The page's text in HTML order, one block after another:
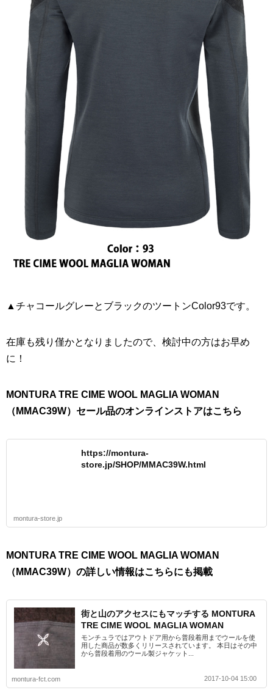
▲チャコールグレーとブラックのツートンColor93です。
在庫も残り僅かとなりましたので、検討中の方はお早め
に！
MONTURA TRE CIME WOOL MAGLIA WOMAN
（MMAC39W）セール品のオンラインストアはこちら
https://montura-
store.jp/SHOP/MMAC39W.html
montura-store.jp
MONTURA TRE CIME WOOL MAGLIA WOMAN
（MMAC39W）の詳しい情報はこちらにも掲載
街と山のアクセスにもマッチする MONTURA
TRE CIME WOOL MAGLIA WOMAN
モンチュラではアウトドア用から普段着用までウールを使
用した商品が数多くリリースされています。 本日はその中
から普段着用のウール製ジャケット...
montura-fct.com 2017-10-04 15:00